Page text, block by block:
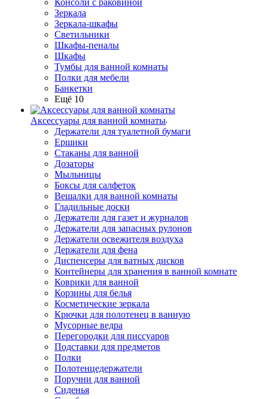
Консоли с раковиной
Зеркала
Зеркала-шкафы
Светильники
Шкафы-пеналы
Шкафы
Тумбы для ванной комнаты
Полки для мебели
Банкетки
Ещё 10
Аксессуары для ванной комнаты
Держатели для туалетной бумаги
Ершики
Стаканы для ванной
Дозаторы
Мыльницы
Боксы для салфеток
Вешалки для ванной комнаты
Гладильные доски
Держатели для газет и журналов
Держатели для запасных рулонов
Держатели освежителя воздуха
Держатели для фена
Диспенсеры для ватных дисков
Контейнеры для хранения в ванной комнате
Коврики для ванной
Корзины для белья
Косметические зеркала
Крючки для полотенец в ванную
Мусорные ведра
Перегородки для писсуаров
Подставки для предметов
Полки
Полотенцедержатели
Поручни для ванной
Сиденья